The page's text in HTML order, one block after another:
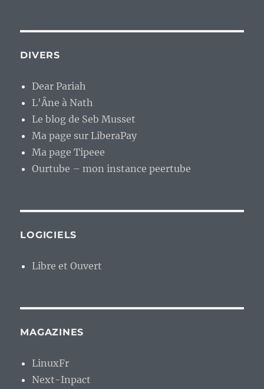
DIVERS
Dear Pariah
L'Âne à Nath
Le blog de Seb Musset
Ma page sur LiberaPay
Ma page Tipeee
Ourtube – mon instance peertube
LOGICIELS
Libre et Ouvert
MAGAZINES
LinuxFr
Next-Inpact